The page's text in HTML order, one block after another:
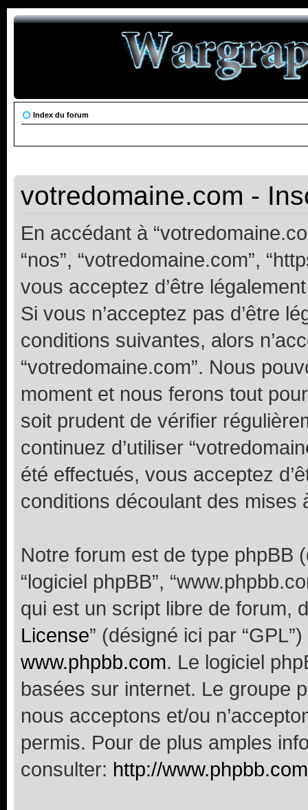
Index du forum
votredomaine.com -
En accédant à
“nos”, “votredomaine.com”,
vous acceptez d’être
Si vous n’acceptez pas d’être
conditions suivantes, alors
“votredomaine.com”. Nous
moment et nous ferons tout
soit prudent de vérifier
continuez d’utiliser
été effectués, vous acceptez
conditions découlant des mises
Notre forum est de type phpBB
“logiciel phpBB”,
qui est un script libre de forum,
License” (désigné ici par
www.phpbb.com. Le logiciel
basées sur internet. Le groupe
nous acceptons et/ou
permis. Pour de plus amples
consulter: http://